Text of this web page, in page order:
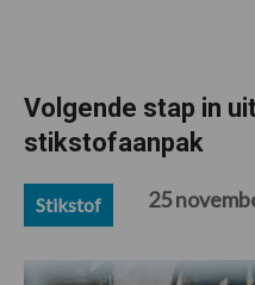
Volgende stap in
stikstofaanpak
Stikstof 25